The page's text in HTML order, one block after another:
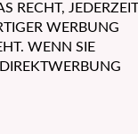
RECHT, JEDERZEIT
WERBUNG
WENN SIE